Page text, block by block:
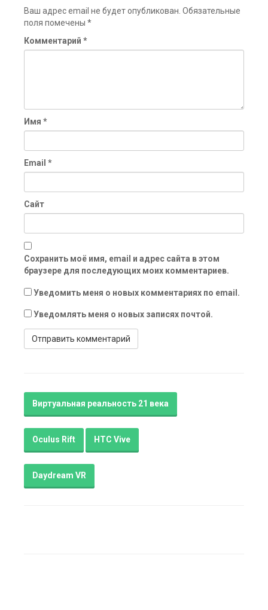
Ваш адрес email не будет опубликован. Обязательные
поля помечены *
Комментарий *
Имя *
Email *
Сайт
Сохранить моё имя, email и адрес сайта в этом
браузере для последующих моих комментариев.
Уведомить меня о новых комментариях по email.
Уведомлять меня о новых записях почтой.
Виртуальная реальность 21 века
Oculus Rift HTC Vive
Daydream VR